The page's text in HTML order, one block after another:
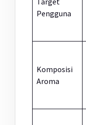
Pengguna
Komposisi
Aroma